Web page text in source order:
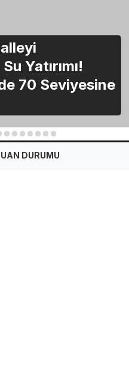
Yatırımı!
70 Seviyesine
9 10 11 12 13 14 15
DURUMU